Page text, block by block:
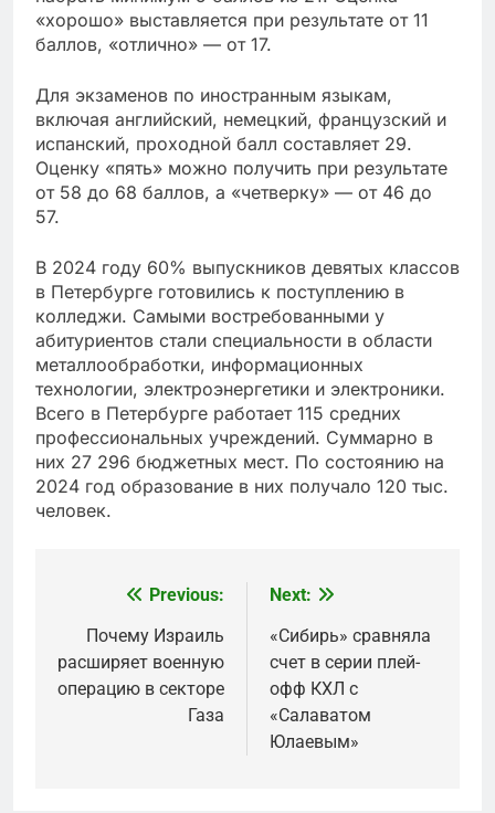
«хорошо» выставляется при результате от 11
баллов, «отлично» — от 17.
Для экзаменов по иностранным языкам,
включая английский, немецкий, французский и
испанский, проходной балл составляет 29.
Оценку «пять» можно получить при результате
от 58 до 68 баллов, а «четверку» — от 46 до
57.
В 2024 году 60% выпускников девятых классов
в Петербурге готовились к поступлению в
колледжи. Самыми востребованными у
абитуриентов стали специальности в области
металлообработки, информационных
технологии, электроэнергетики и электроники.
Всего в Петербурге работает 115 средних
профессиональных учреждений. Суммарно в
них 27 296 бюджетных мест. По состоянию на
2024 год образование в них получало 120 тыс.
человек.
navigation
Previous:
Почему Израиль
расширяет военную
операцию в секторе
Газа
Next:
«Сибирь» сравняла
счет в серии плей-
офф КХЛ с
«Салаватом
Юлаевым»